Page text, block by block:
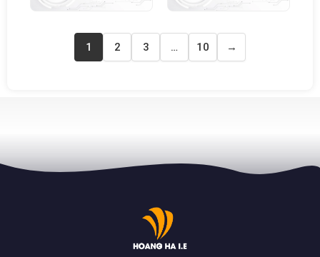
(công
43098
công suất
1 2 3 … 10 →